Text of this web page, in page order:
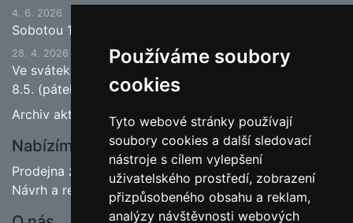
Používáme soubory
cookies
Tyto webové stránky používají
soubory cookies a další sledovací
nástroje s cílem vylepšení
uživatelského prostředí, zobrazení
přizpůsobeného obsahu a reklam,
analýzy návštěvnosti webových
4. 6. 2026
Sobotou 13.6.2026 bude ukončena jarní sezona.
28. 4. 2026
Ve svátek 1.5. (pátek) bude naše prodejna zavřena a
8.5. (pátek) bude otevřeno.
Archiv aktualit
Nabízíme
Prodejna zahradnictví
Návrh a realizace zahrad